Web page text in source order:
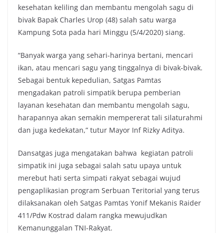
kesehatan keliling dan membantu mengolah sagu di
bivak Bapak Charles Urop (48) salah satu warga
Kampung Sota pada hari Minggu (5/4/2020) siang.
“Banyak warga yang sehari-harinya bertani, mencari
ikan, atau mencari sagu yang tinggalnya di bivak-bivak.
Sebagai bentuk kepedulian, Satgas Pamtas
mengadakan patroli simpatik berupa pemberian
layanan kesehatan dan membantu mengolah sagu,
harapannya akan semakin mempererat tali silaturahmi
dan juga kedekatan,” tutur Mayor Inf Rizky Aditya.
Dansatgas juga mengatakan bahwa kegiatan patroli
simpatik ini juga sebagai salah satu upaya untuk
merebut hati serta simpati rakyat sebagai wujud
pengaplikasian program Serbuan Teritorial yang terus
dilaksanakan oleh Satgas Pamtas Yonif Mekanis Raider
411/Pdw Kostrad dalam rangka mewujudkan
Kemanunggalan TNI-Rakyat.